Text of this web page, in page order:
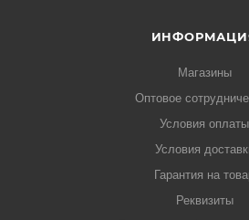
Магазины
Оптовое
Условия оплаты
Условия
Гарантия на
Реквизиты